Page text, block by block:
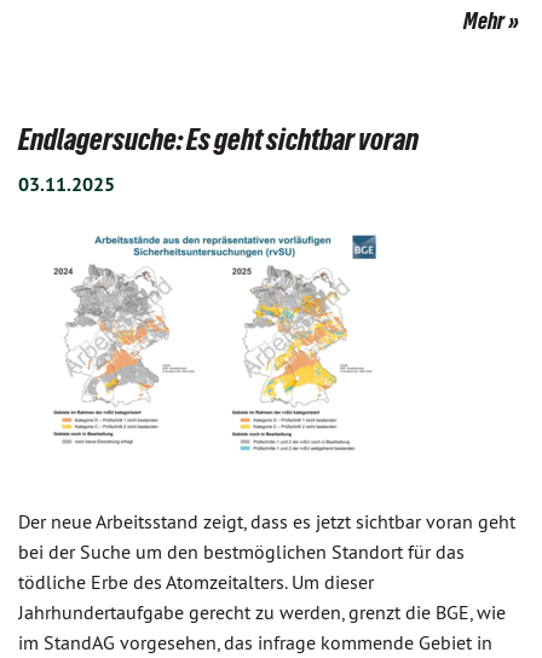
Mehr
Endlagersuche: Es geht sichtbar voran
03.11.2025
Der neue Arbeitsstand zeigt, dass es jetzt sichtbar voran geht
bei der Suche um den bestmöglichen Standort für das
tödliche Erbe des Atomzeitalters. Um dieser
Jahrhundertaufgabe gerecht zu werden, grenzt die BGE, wie
im StandAG vorgesehen, das infrage kommende Gebiet in